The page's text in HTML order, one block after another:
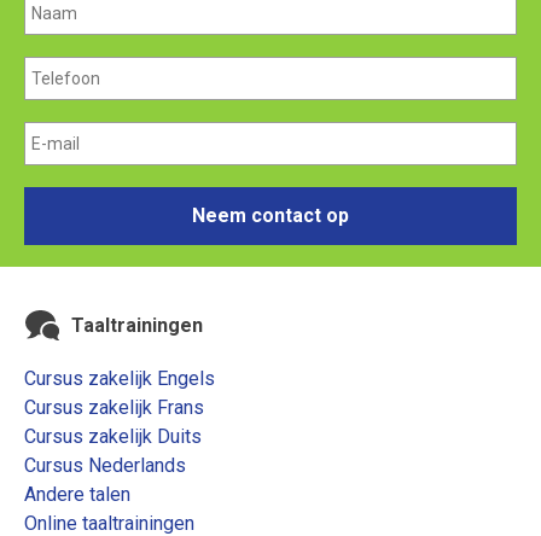
Neem contact op
Taaltrainingen
Cursus zakelijk Engels
Cursus zakelijk Frans
Cursus zakelijk Duits
Cursus Nederlands
Andere talen
Online taaltrainingen